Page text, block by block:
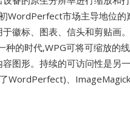
WordPerfect市场主导地位的
徽标、图表、信头和剪贴画
的时代,WPG可将可缩放的
图形。持续的可访问性是另
WordPerfect)、